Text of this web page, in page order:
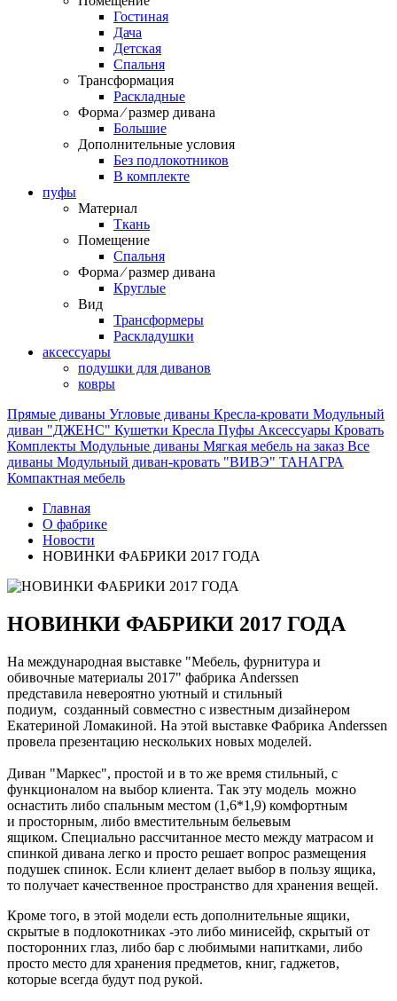
Гостиная
Дача
Детская
Спальня
Трансформация
Раскладные
Форма ⁄ размер дивана
Большие
Дополнительные условия
Без подлокотников
В комплекте
пуфы
Материал
Ткань
Помещение
Спальня
Форма ⁄ размер дивана
Круглые
Вид
Трансформеры
Раскладушки
аксессуары
подушки для диванов
ковры
Прямые диваны Угловые диваны Кресла-кровати Модульный
диван "ДЖЕНС" Кушетки Кресла Пуфы Аксессуары Кровать
Комплекты Модульные диваны Мягкая мебель на заказ Все
диваны Модульный диван-кровать "ВИВЭ" ТАНАГРА
Компактная мебель
Главная
О фабрике
Новости
НОВИНКИ ФАБРИКИ 2017 ГОДА
НОВИНКИ ФАБРИКИ 2017 ГОДА
На международная выставке "Мебель, фурнитура и
обивочные материалы 2017" фабрика Anderssen
представила невероятно уютный и стильный
подиум, созданный совместно с известным дизайнером
Екатериной Ломакиной. На этой выставке Фабрика Anderssen
провела презентацию нескольких новых моделей.
Диван "Маркес", простой и в то же время стильный, с
функционалом на выбор клиента. Так эту модель можно
оснастить либо спальным местом (1,6*1,9) комфортным
и просторным, либо вместительным бельевым
ящиком. Специально рассчитанное место между матрасом и
спинкой дивана легко и просто решает вопрос размещения
подушек спинок. Если клиент делает выбор в пользу ящика,
то получает качественное пространство для хранения вещей.
Кроме того, в этой модели есть дополнительные ящики,
скрытые в подлокотниках -это либо минисейф, скрытый от
посторонних глаз, либо бар с любимыми напитками, либо
просто место для хранения предметов, книг, гаджетов,
которые всегда будут под рукой.